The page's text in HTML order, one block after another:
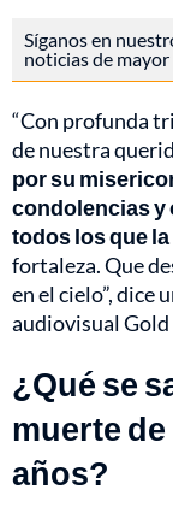
Síganos en
noticias de
“Con profunda
de nuestra
por su
condolencias y
todos los que
fortaleza. Que
en el cielo”, dice
audiovisual Gold
¿Qué se
muerte de
años?